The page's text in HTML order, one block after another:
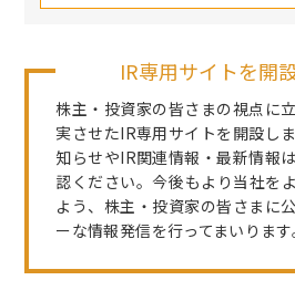
IR専用サイトを開
株主・投資家の皆さまの視点に
実させたIR専用サイトを開設し
知らせやIR関連情報・最新情報は
認ください。今後もより当社を
よう、株主・投資家の皆さまに
ーな情報発信を行ってまいります